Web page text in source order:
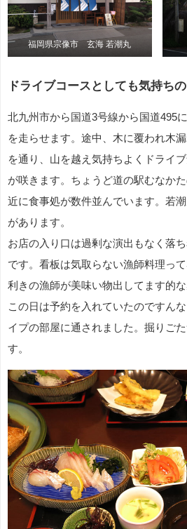
福岡県宗像市 玄海 若潮丸
ドライブコースとしても気持ち
北九州市から国道3号線から国道495
を走らせます。途中、木に覆われ木
を通り、山を越え気持ちよくドライ
が咲きます。ちょうど道の駅むなか
近に食事処が数件並んでいます。若
があります。
お店の入り口は過剰な演出もなく落
です。看板は気取らない漁師料理っ
利きの漁師が美味い物出してます的
この日は予約を入れていたのですん
イプの部屋に通されました。掘りご
す。